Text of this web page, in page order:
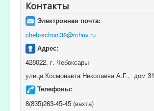
Контакты
Электронная почта:
cheb-school38@rchuv.ru
Адрес:
428022, г. Чебоксары
улица Космонавта Николаева А.Г., дом 31
Телефоны:
8(835)263-45-45 (вахта)